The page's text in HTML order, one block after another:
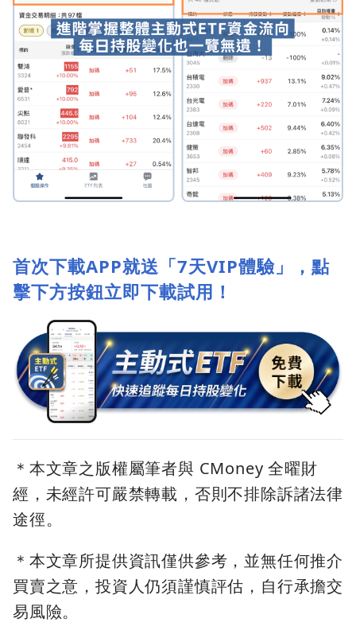
首次下載APP就送「7天VIP體驗」，點
擊下方按鈕立即下載試用！
＊本文章之版權屬筆者與 CMoney 全曜財
經，未經許可嚴禁轉載，否則不排除訴諸法律
途徑。
＊本文章所提供資訊僅供參考，並無任何推介
買賣之意，投資人仍須謹慎評估，自行承擔交
易風險。